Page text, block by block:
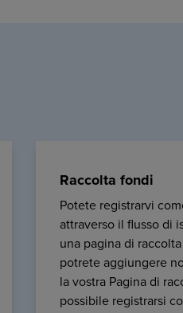
Raccolta fondi
Potete registrarvi
attraverso il flusso di
una pagina di
potrete aggiungere
la vostra Pagina di
possibile registrarsi